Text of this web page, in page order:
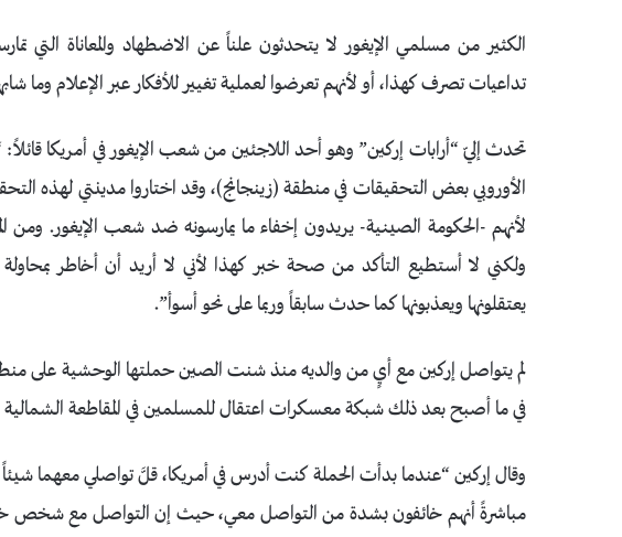
الكثير من مسلمي الإيغور لا يتحدثون علناً عن الاضطهاد والمعاناة التي
تداعيات تصرف كهذا، أو لأنهم تعرضوا لعملية تغيير للأفكار عبر الإعلام وما
تحدث إليّ “أرابات إركين” وهو أحد اللاجئين من شعب الإيغور في أمريكا
الأوروبي بعض التحقيقات في منطقة (زينجانج)، وقد اختاروا مدينتي لهذه
لأنهم -الحكومة الصينية- يريدون إخفاء ما يمارسونه ضد شعب الإيغور. ومن
ولكني لا أستطيع التأكد من صحة خبر كهذا لأني لا أريد أن أخاطر
يعتقلونها ويعذبونها كما حدث سابقاً وربما على نحو أسوأ”.
في ما أصبح بعد ذلك شبكة معسكرات اعتقال للمسلمين في المقاطعة الشمالية
وقال إركين “عندما بدأت الحملة كنت أدرس في أمريكا، قلَّ تواصلي معهما
مباشرةً أنهم خائفون بشدة من التواصل معي، حيث إن التواصل مع شخص